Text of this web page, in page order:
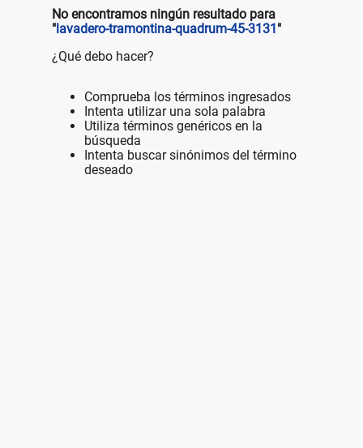
No encontramos ningún resultado para
" lavadero-tramontina-quadrum-45-3131 "
¿Qué debo hacer?
Comprueba los términos ingresados
Intenta utilizar una sola palabra
Utiliza términos genéricos en la
búsqueda
Intenta buscar sinónimos del término
deseado
apple